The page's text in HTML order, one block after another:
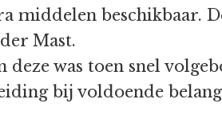
beschikbaar.
Mast.
was toen snel
bij voldoende